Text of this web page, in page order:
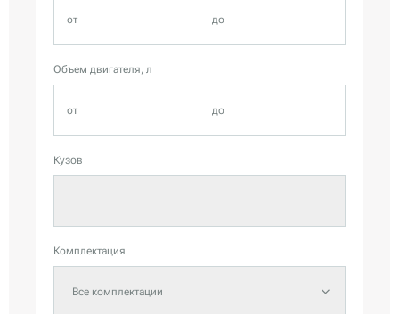
Объем двигателя, л
Кузов
Комплектация
Все комплектации